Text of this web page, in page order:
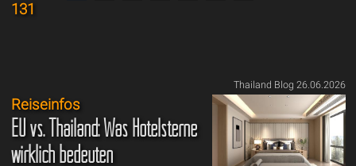
131
Thailand Blog 26.06.2026
Reiseinfos
EU vs. Thailand: Was Hotelsterne
wirklich bedeuten